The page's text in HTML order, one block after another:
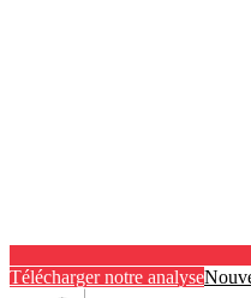
Télécharger notre analyse